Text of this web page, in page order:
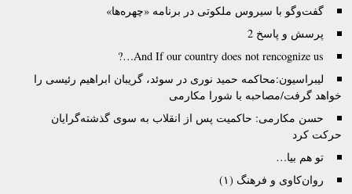
گفت‌وگو با سیروس ملکوتی در برنامه «چهره‌ها»
پرسش و پاسخ 2
And If our country does not rencognize us…?
لیبراسیون:محاکمه حمید نوری در سوئد، گریبان ابراهیم رئیسی را
خواهد گرفت/مصاحبه با شورا مکارمی
حسن مکارمی: حاکمیت پس از انقلاب به سوی گذشته‌گرایان
حرکت کرد
تو هم بیا…
روان‌کاوی و فرهنگ (۱)